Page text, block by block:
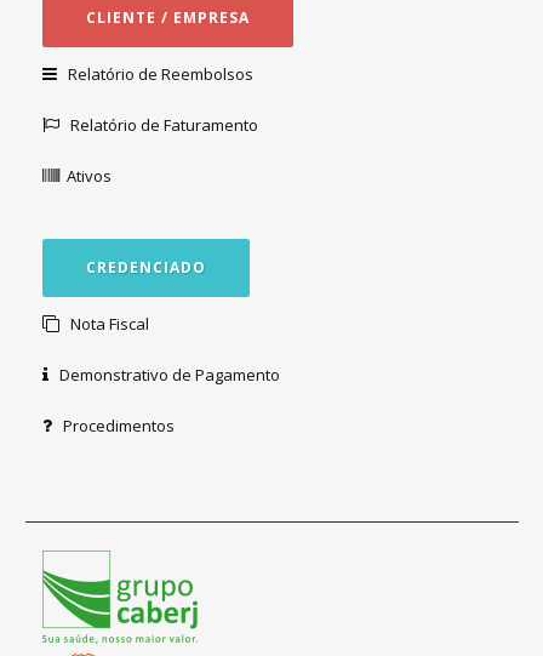
CLIENTE / EMPRESA
Relatório de Reembolsos
Relatório de Faturamento
Ativos
CREDENCIADO
Nota Fiscal
Demonstrativo de Pagamento
Procedimentos